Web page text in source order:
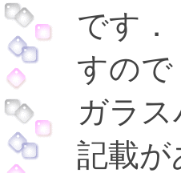
です
すの
ガラ
記載が